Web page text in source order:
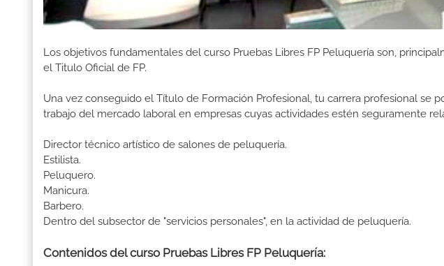
Los objetivos fundamentales del curso Pruebas Libres FP Peluquería son,
el Titulo Oficial de FP.
Una vez conseguido el Título de Formación Profesional, tu carrera profesional se
trabajo del mercado laboral en empresas cuyas actividades estén seguramente
Director técnico artístico de salones de peluquería.
Estilista.
Peluquero.
Manicura.
Barbero.
Dentro del subsector de "servicios personales", en la actividad de peluquería.
Contenidos del curso Pruebas Libres FP Peluquería: